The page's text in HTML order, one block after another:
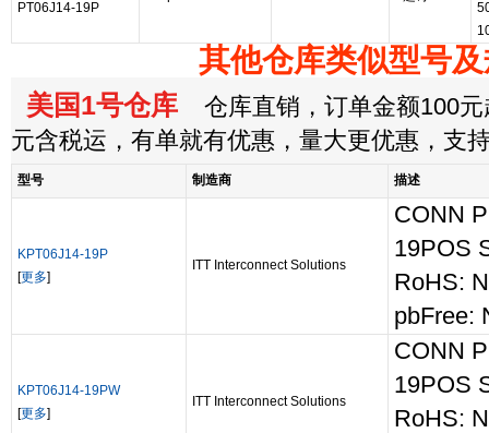
PT06J14-19P
其他仓库类似型号
美国1号仓库 仓库直销，订单金额100元
元含税运，有单就有优惠，量大更优惠，支
型号 制造商 描述
KPT06J14-19P
[更多]
ITT Interconnect Solutions
CONN
19POS
RoHS:
pbFree:
KPT06J14-19PW
[更多]
ITT Interconnect Solutions
CONN
19POS
RoHS: